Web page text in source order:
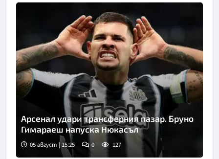
Снимка: goggle
Арсенал удари трансферния пазар. Бруно
Гимараеш напуска Нюкасъл
05 август | 15:25 0 127